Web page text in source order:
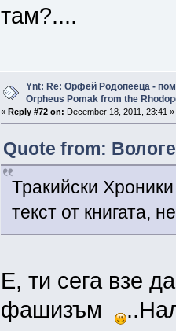
там?....
Ynt: Re: Орфей Родопееца -
Orpheus Pomak from the
« Reply #72 on: December 18, 2011, 23:41 »
Quote from:
Тракийски
текст от книгата,
Е, ти сега взе
фашизъм